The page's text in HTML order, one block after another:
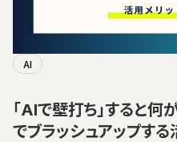
AI
「AIで壁打ち」すると
でブラッシュアップす